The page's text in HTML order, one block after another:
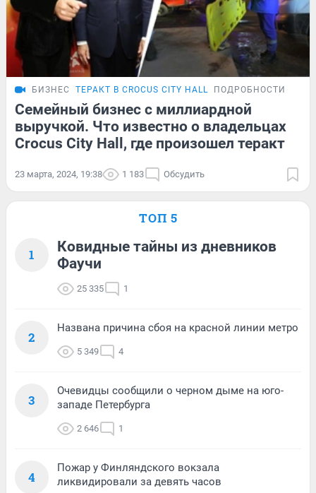
БИЗНЕС ТЕРАКТ В CROCUS CITY HALL ПОДРОБНОСТИ
Семейный бизнес с миллиардной
выручкой. Что известно о владельцах
Crocus City Hall, где произошел теракт
23 марта, 2024, 19:38 1 183 Обсудить
ТОП 5
1
Ковидные тайны из дневников
Фаучи
25 335 1
2
Названа причина сбоя на красной линии метро
5 349 4
3
Очевидцы сообщили о черном дыме на юго-
западе Петербурга
2 646 1
4
Пожар у Финляндского вокзала
ликвидировали за девять часов